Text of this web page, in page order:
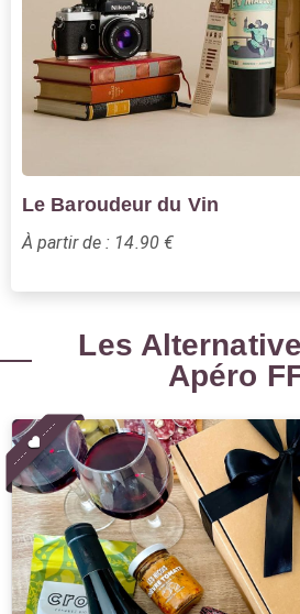
Le Baroudeur du Vin
À partir de : 14.90 €
Les
Apéro